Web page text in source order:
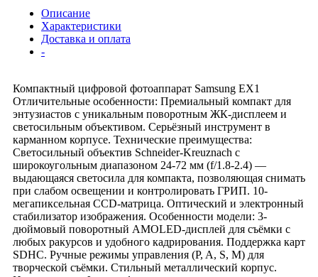
Описание
Характеристики
Доставка и оплата
-
Компактный цифровой фотоаппарат Samsung EX1
Отличительные особенности: Премиальный компакт для
энтузиастов с уникальным поворотным ЖК-дисплеем и
светосильным объективом. Серьёзный инструмент в
карманном корпусе. Технические преимущества:
Светосильный объектив Schneider-Kreuznach с
широкоугольным диапазоном 24-72 мм (f/1.8-2.4) —
выдающаяся светосила для компакта, позволяющая снимать
при слабом освещении и контролировать ГРИП. 10-
мегапиксельная CCD-матрица. Оптический и электронный
стабилизатор изображения. Особенности модели: 3-
дюймовый поворотный AMOLED-дисплей для съёмки с
любых ракурсов и удобного кадрирования. Поддержка карт
SDHC. Ручные режимы управления (P, A, S, M) для
творческой съёмки. Стильный металлический корпус.